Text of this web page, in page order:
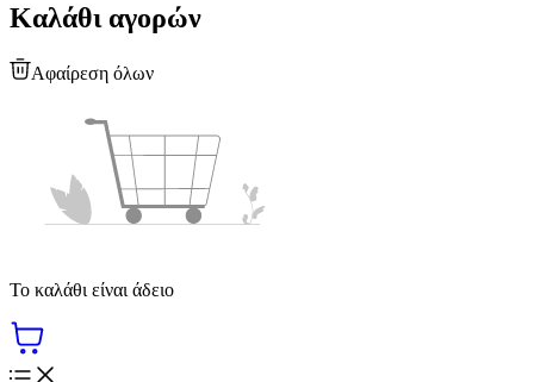
Καλάθι αγορών
Αφαίρεση όλων
Το καλάθι είναι άδειο